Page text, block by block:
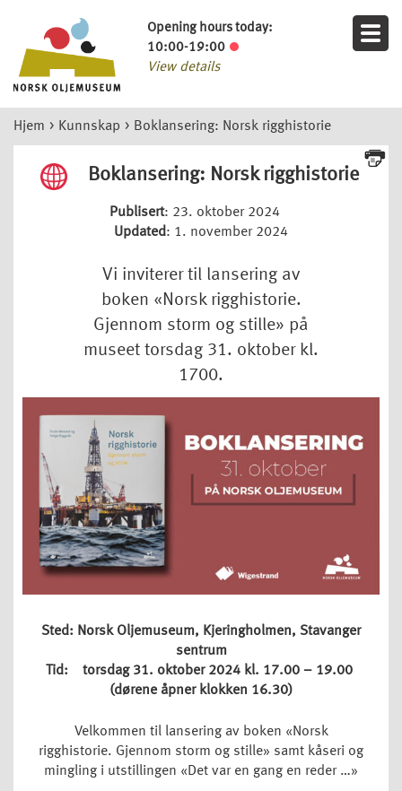
Opening hours today:
10:00-19:00
View details
Hjem > Kunnskap > Boklansering: Norsk rigghistorie
Boklansering: Norsk rigghistorie
Publisert: 23. oktober 2024
Updated: 1. november 2024
Vi inviterer til lansering av
boken «Norsk rigghistorie.
Gjennom storm og stille» på
museet torsdag 31. oktober kl.
1700.
Sted: Norsk Oljemuseum, Kjeringholmen, Stavanger
sentrum
Tid: torsdag 31. oktober 2024 kl. 17.00 – 19.00
(dørene åpner klokken 16.30)
Velkommen til lansering av boken «Norsk
rigghistorie. Gjennom storm og stille» samt kåseri og
mingling i utstillingen «Det var en gang en reder …»